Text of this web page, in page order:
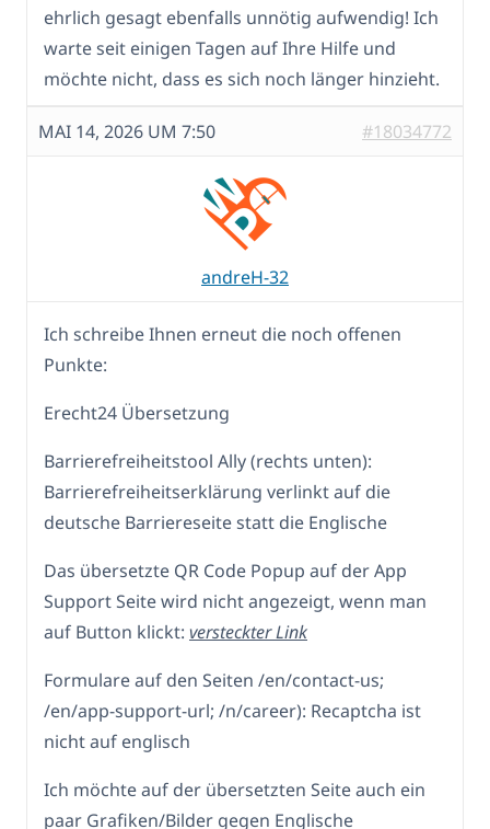
ehrlich gesagt ebenfalls unnötig aufwendig! Ich
warte seit einigen Tagen auf Ihre Hilfe und
möchte nicht, dass es sich noch länger hinzieht.
MAI 14, 2026 UM 7:50 #18034772
andreH-32
Ich schreibe Ihnen erneut die noch offenen
Punkte:
Erecht24 Übersetzung
Barrierefreiheitstool Ally (rechts unten):
Barrierefreiheitserklärung verlinkt auf die
deutsche Barriereseite statt die Englische
Das übersetzte QR Code Popup auf der App
Support Seite wird nicht angezeigt, wenn man
auf Button klickt: versteckter Link
Formulare auf den Seiten /en/contact-us;
/en/app-support-url; /n/career): Recaptcha ist
nicht auf englisch
Ich möchte auf der übersetzten Seite auch ein
paar Grafiken/Bilder gegen Englische